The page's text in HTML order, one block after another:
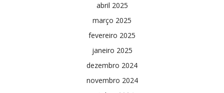
abril 2025
março 2025
fevereiro 2025
janeiro 2025
dezembro 2024
novembro 2024